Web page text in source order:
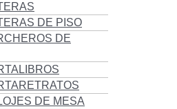
DE PISO
DE
DE MESA